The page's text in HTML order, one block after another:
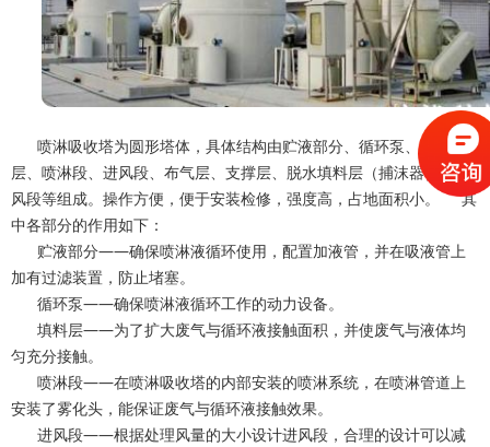
喷淋吸收塔为圆形塔体，具体结构由贮液部分、循环泵、填料
层、喷淋段、进风段、布气层、支撑层、脱水填料层（捕沫器）、出
风段等组成。操作方便，便于安装检修，强度高，占地面积小。 其
中各部分的作用如下：
贮液部分——确保喷淋液循环使用，配置加液管，并在吸液管上
加有过滤装置，防止堵塞。
循环泵——确保喷淋液循环工作的动力设备。
填料层——为了扩大废气与循环液接触面积，并使废气与液体均
匀充分接触。
喷淋段——在喷淋吸收塔的内部安装的喷淋系统，在喷淋管道上
安装了雾化头，能保证废气与循环液接触效果。
进风段——根据处理风量的大小设计进风段，合理的设计可以减